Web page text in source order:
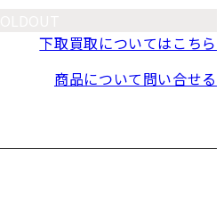
下取買取についてはこちら
商品について問い合せる